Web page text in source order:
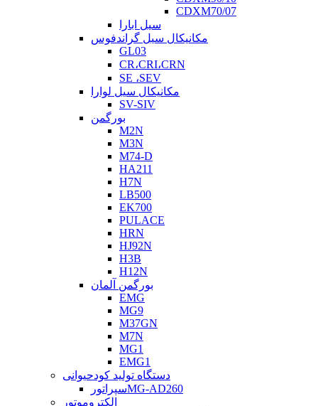
CDXM70/07
سیل ابارا
مکانیکال سیل گراندفوس
GL03
CR،CRI،CRN
SE ،SEV
مکانیکال سیل لوارا
SV-SIV
بورگمن
M2N
M3N
M74-D
HA211
H7N
LB500
EK700
PULACE
HRN
HJ92N
H3B
H12N
بورگمن آلمان
EMG
MG9
M37GN
M7N
MG1
EMG1
دستگاه تولید کودحیوانی
سپراتورMG-AD260
الکتروموتور